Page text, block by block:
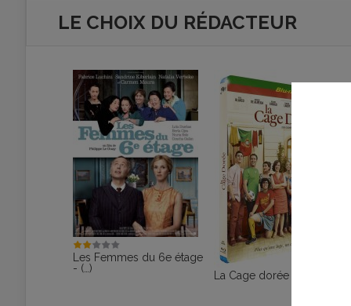
LE CHOIX DU RÉDACTEUR
Les Femmes du 6e étage
- (…)
La Cage dorée - le test (…)